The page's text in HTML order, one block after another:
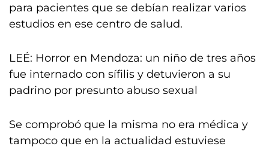
para pacientes que se debían realizar varios
estudios en ese centro de salud.
LEÉ: Horror en Mendoza: un niño de tres años
fue internado con sífilis y detuvieron a su
padrino por presunto abuso sexual
Se comprobó que la misma no era médica y
tampoco que en la actualidad estuviese